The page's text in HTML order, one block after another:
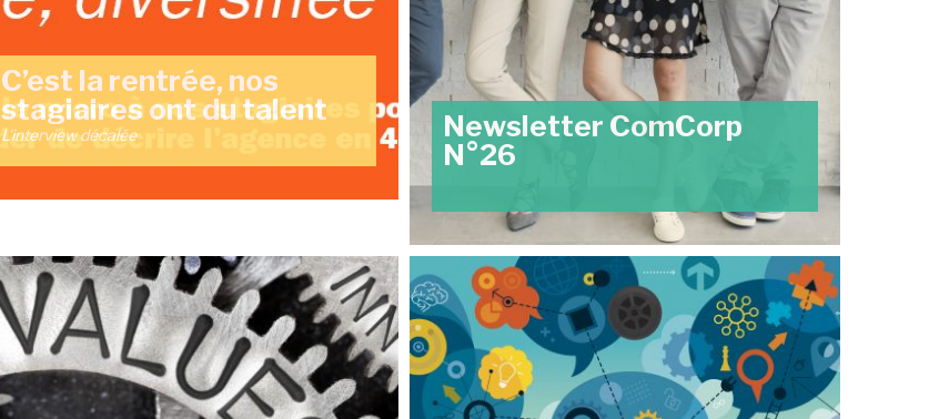
C’est la rentrée, nos
stagiaires ont du talent
L'interview décalée
Newsletter ComCorp
N°26